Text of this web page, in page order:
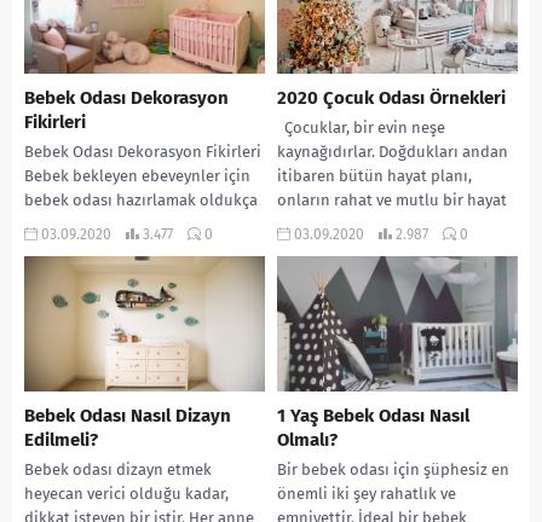
Bebek Odası Dekorasyon
Fikirleri
Bebek Odası Dekorasyon Fikirleri
Bebek bekleyen ebeveynler için
bebek odası hazırlamak oldukça
zevk verici bir uğraştır. Evde
03.09.2020 3.477 0
2020 Çocuk Odası Örnekleri
Çocuklar, bir evin neşe
kaynağıdırlar. Doğdukları andan
itibaren bütün hayat planı,
onların rahat ve mutlu bir hayat
sürmesi içindir....
03.09.2020 2.987 0
Bebek Odası Nasıl Dizayn
Edilmeli?
Bebek odası dizayn etmek
heyecan verici olduğu kadar,
dikkat isteyen bir iştir. Her anne
1 Yaş Bebek Odası Nasıl
Olmalı?
Bir bebek odası için şüphesiz en
önemli iki şey rahatlık ve
emniyettir. İdeal bir bebek